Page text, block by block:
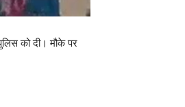
को दी। मौके पर